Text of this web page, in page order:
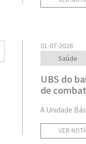
01-07-2026
Saúde
UBS do
de
A Unidade
VER